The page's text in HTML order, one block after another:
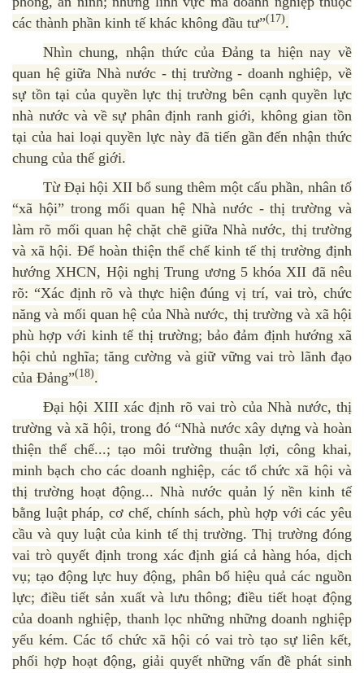
các thành phần kinh tế khác không đầu tư”(17).
Nhìn chung, nhận thức của Đảng ta hiện nay về
quan hệ giữa Nhà nước - thị trường - doanh nghiệp, về
sự tồn tại của quyền lực thị trường bên cạnh quyền lực
nhà nước và về sự phân định ranh giới, không gian tồn
tại của hai loại quyền lực này đã tiến gần đến nhận thức
chung của thế giới.
Từ Đại hội XII bổ sung thêm một cấu phần, nhân tố
“xã hội” trong mối quan hệ Nhà nước - thị trường và
làm rõ mối quan hệ chặt chẽ giữa Nhà nước, thị trường
và xã hội. Để hoàn thiện thể chế kinh tế thị trường định
hướng XHCN, Hội nghị Trung ương 5 khóa XII đã nêu
rõ: “Xác định rõ và thực hiện đúng vị trí, vai trò, chức
năng và mối quan hệ của Nhà nước, thị trường và xã hội
phù hợp với kinh tế thị trường; bảo đảm định hướng xã
hội chủ nghĩa; tăng cường và giữ vững vai trò lãnh đạo
của Đảng”(18).
Đại hội XIII xác định rõ vai trò của Nhà nước, thị
trường và xã hội, trong đó “Nhà nước xây dựng và hoàn
thiện thể chế...; tạo môi trường thuận lợi, công khai,
minh bạch cho các doanh nghiệp, các tổ chức xã hội và
thị trường hoạt động... Nhà nước quản lý nền kinh tế
bằng luật pháp, cơ chế, chính sách, phù hợp với các yêu
cầu và quy luật của kinh tế thị trường. Thị trường đóng
vai trò quyết định trong xác định giá cả hàng hóa, dịch
vụ; tạo động lực huy động, phân bổ hiệu quả các nguồn
lực; điều tiết sản xuất và lưu thông; điều tiết hoạt động
của doanh nghiệp, thanh lọc những những doanh nghiệp
yếu kém. Các tổ chức xã hội có vai trò tạo sự liên kết,
phối hợp hoạt động, giải quyết những vấn đề phát sinh